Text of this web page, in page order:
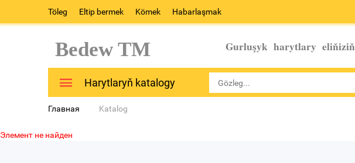
Töleg Eltip bermek Kömek Habarlaşmak
Bedew TM Gurluşyk harytlary eliňiziň
Harytlaryň katalogy
Главная Katalog
Элемент не найден